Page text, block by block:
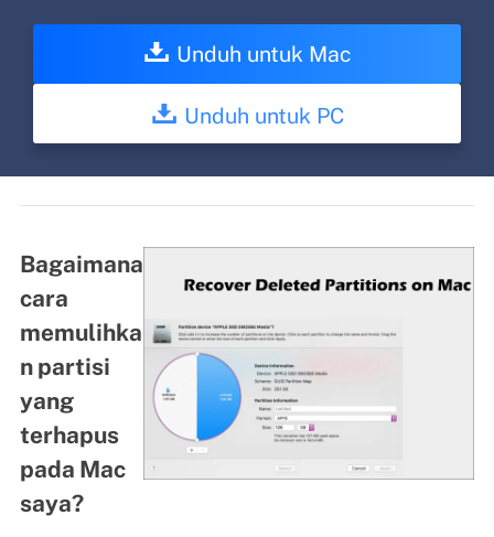
Unduh untuk Mac
Unduh untuk PC
Bagaimana
cara
memulihka
n partisi
yang
terhapus
pada Mac
saya?